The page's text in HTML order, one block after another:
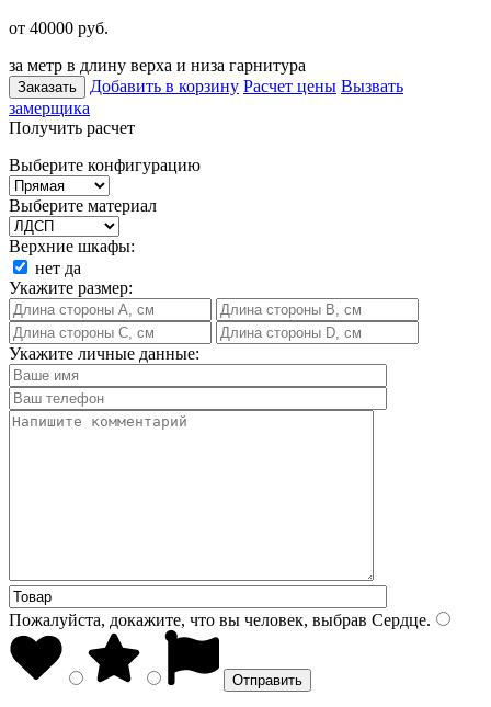
от 40000 руб.
за метр в длину верха и низа гарнитура
Заказать Добавить в корзину Расчет цены Вызвать
замерщика
Получить расчет
Выберите конфигурацию
Выберите материал
Верхние шкафы:
нет да
Укажите размер:
Укажите личные данные:
Пожалуйста, докажите, что вы человек, выбрав Сердце.